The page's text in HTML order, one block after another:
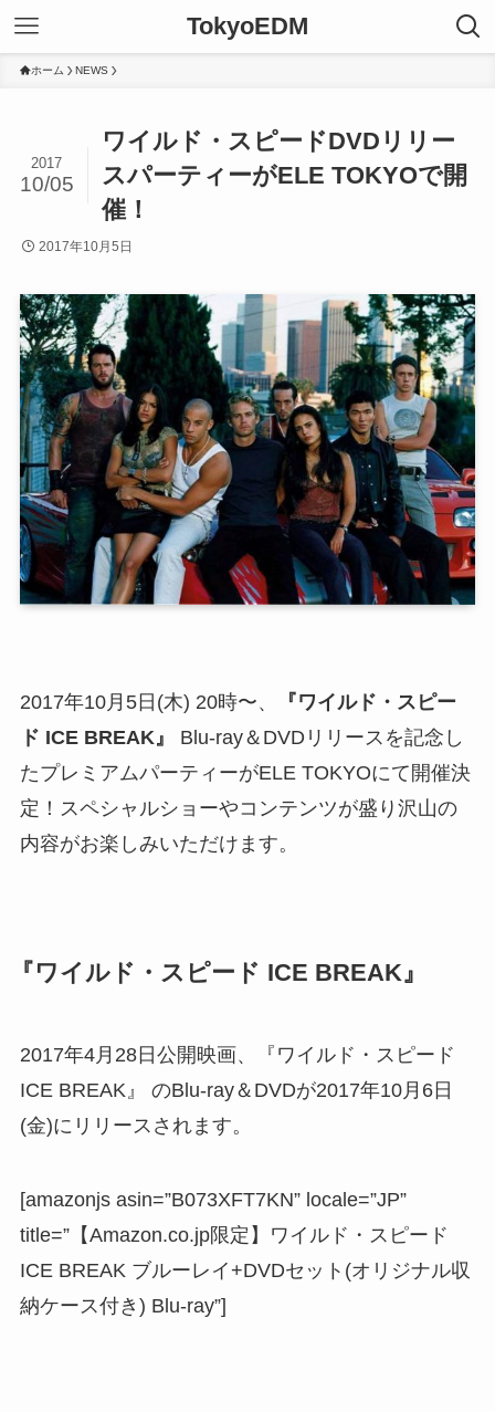
TokyoEDM
ホーム NEWS
ワイルド・スピードDVDリリー
スパーティーがELE TOKYOで開
催！
2017
10/05
2017年10月5日
2017年10月5日(木) 20時〜、
『ワイルド・スピー
ド ICE BREAK』
Blu-ray＆DVDリリースを記念し
たプレミアムパーティーがELE TOKYOにて開催決
定！スペシャルショーやコンテンツが盛り沢山の
内容がお楽しみいただけます。
『ワイルド・スピード ICE BREAK』
2017年4月28日公開映画、『ワイルド・スピード
ICE BREAK』 のBlu-ray＆DVDが2017年10月6日
(金)にリリースされます。
[amazonjs asin=”B073XFT7KN” locale=”JP”
title=”【Amazon.co.jp限定】ワイルド・スピード
ICE BREAK ブルーレイ+DVDセット(オリジナル収
納ケース付き) Blu-ray”]